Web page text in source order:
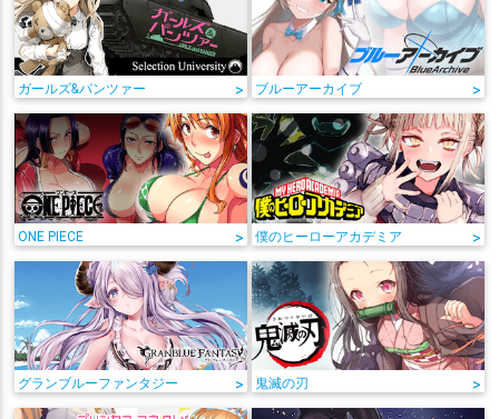
ガールズ&パンツァー > ブルーアーカイブ >
ONE PIECE > 僕のヒーローアカデミア >
グランブルーファンタジー > 鬼滅の刃 >